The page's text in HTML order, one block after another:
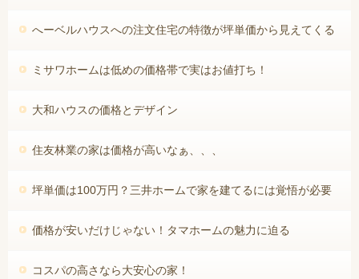
へーベルハウスへの注文住宅の特徴が坪単価から見えてくる
ミサワホームは低めの価格帯で実はお値打ち！
大和ハウスの価格とデザイン
住友林業の家は価格が高いなぁ、、、
坪単価は100万円？三井ホームで家を建てるには覚悟が必要
価格が安いだけじゃない！タマホームの魅力に迫る
コスパの高さなら大安心の家！